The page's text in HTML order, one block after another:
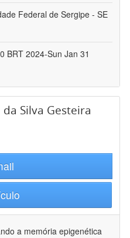
Federal de Sergipe - SE
BRT 2024-Sun Jan 31
Silva Gesteira
a memória epigenética